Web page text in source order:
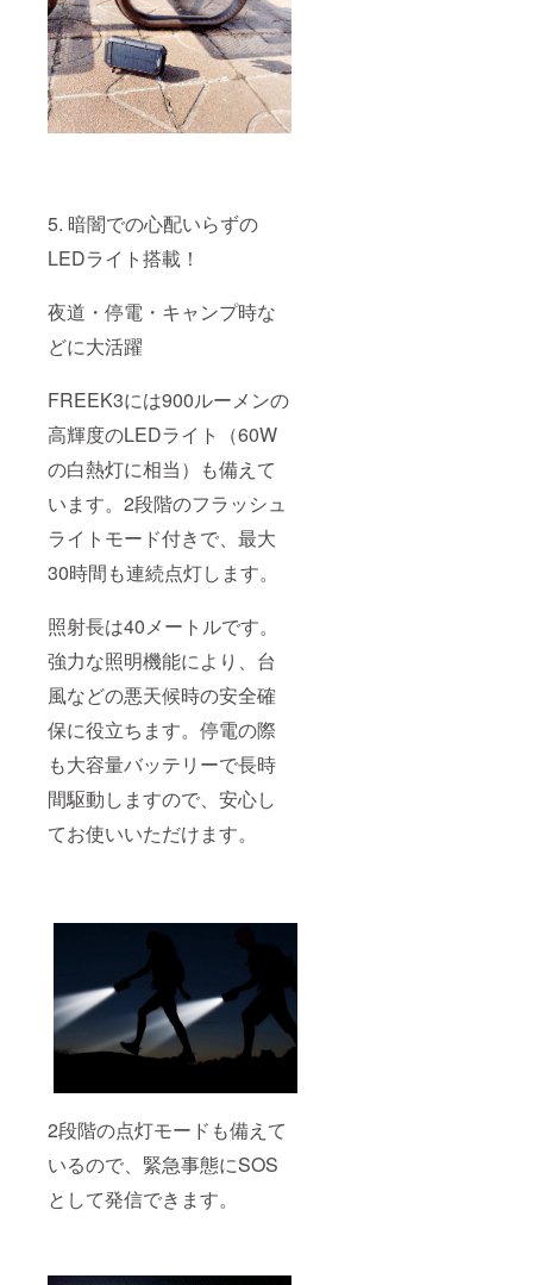
5. 暗闇での心配いらずの
LEDライト搭載！
夜道・停電・キャンプ時な
どに大活躍
FREEK3には900ルーメンの
高輝度のLEDライト（60W
の白熱灯に相当）も備えて
います。2段階のフラッシュ
ライトモード付きで、最大
30時間も連続点灯します。
照射長は40メートルです。
強力な照明機能により、台
風などの悪天候時の安全確
保に役立ちます。停電の際
も大容量バッテリーで長時
間駆動しますので、安心し
てお使いいただけます。
2段階の点灯モードも備えて
いるので、緊急事態にSOS
として発信できます。